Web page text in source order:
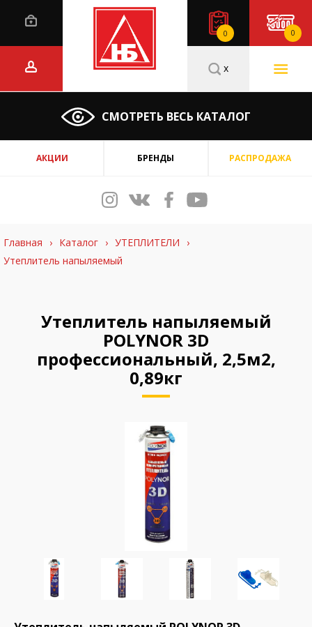
0 0
СМОТРЕТЬ ВЕСЬ КАТАЛОГ
x
АКЦИИ БРЕНДЫ РАСПРОДАЖА
Главная › Каталог › УТЕПЛИТЕЛИ
›
Утеплитель напыляемый
Утеплитель напыляемый
POLYNOR 3D
профессиональный, 2,5м2,
0,89кг